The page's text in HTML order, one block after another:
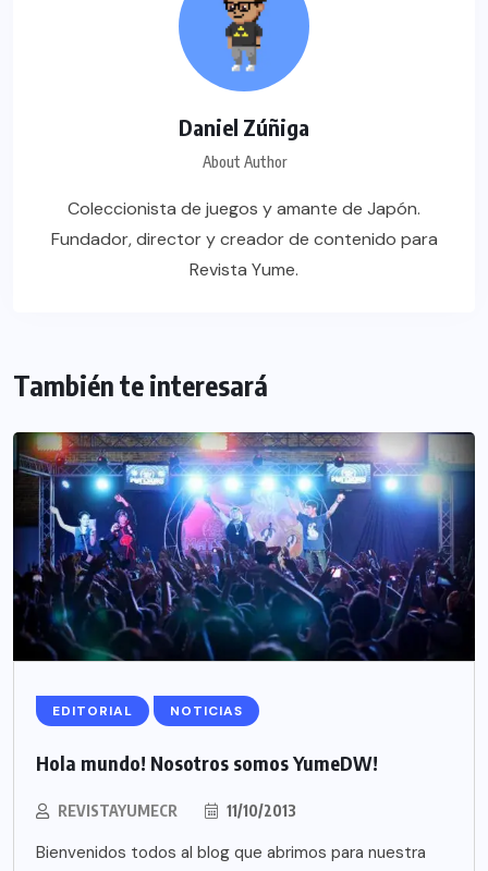
Daniel Zúñiga
About Author
Coleccionista de juegos y amante de Japón.
Fundador, director y creador de contenido para
Revista Yume.
También te interesará
EDITORIAL NOTICIAS
Hola mundo! Nosotros somos YumeDW!
REVISTAYUMECR 11/10/2013
Bienvenidos todos al blog que abrimos para nuestra